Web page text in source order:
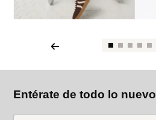
Entérate de todo lo nuevo